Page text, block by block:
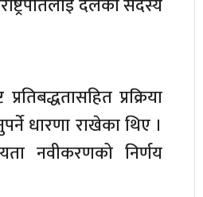
प्रक्रिया
धारणा राखेका थिए ।
नवीकरणको निर्णय